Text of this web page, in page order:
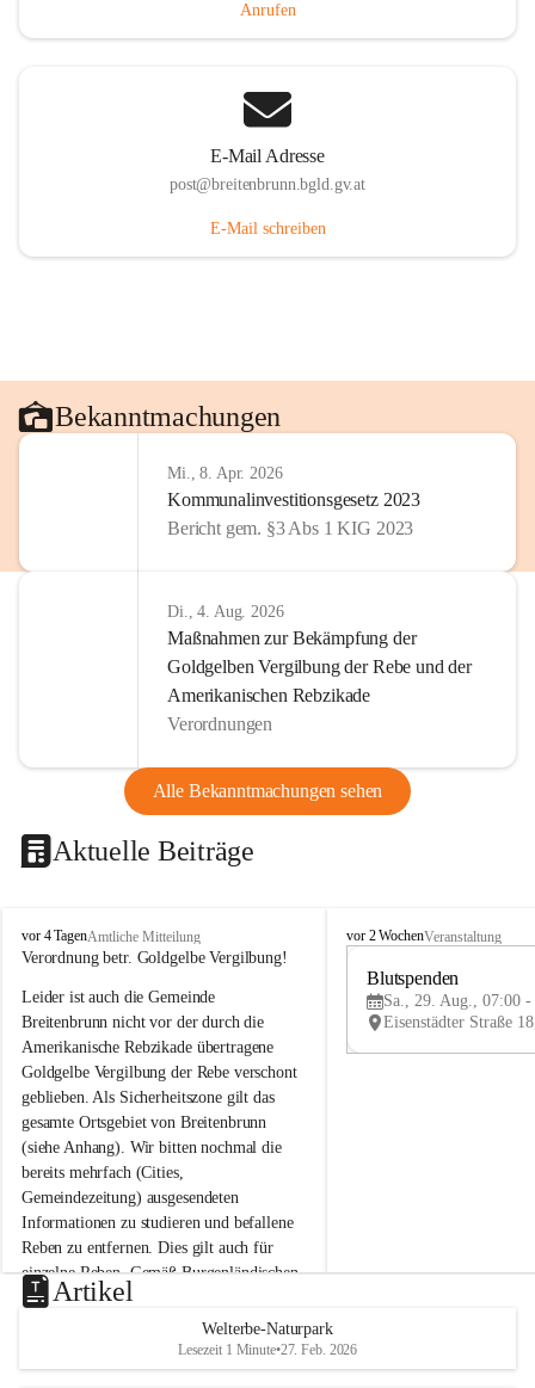
Anrufen
E-Mail Adresse
post@breitenbrunn.bgld.gv.at
E-Mail schreiben
Bekanntmachungen
Mi., 8. Apr. 2026
Kommunalinvestitionsgesetz 2023
Bericht gem. §3 Abs 1 KIG 2023
Di., 4. Aug. 2026
Maßnahmen zur Bekämpfung der
Goldgelben Vergilbung der Rebe und der
Amerikanischen Rebzikade
Verordnungen
Alle Bekanntmachungen sehen
Aktuelle Beiträge
B
r
i
t
e
n
b
r
u
n
n
a
m
N
e
u
s
d
vor 4 TagenAmtliche Mitteilung
Verordnung betr. Goldgelbe Vergilbung!
Leider ist auch die Gemeinde
Breitenbrunn nicht vor der durch die
Amerikanische Rebzikade übertragene
Goldgelbe Vergilbung der Rebe verschont
geblieben. Als Sicherheitszone gilt das
gesamte Ortsgebiet von Breitenbrunn
(siehe Anhang). Wir bitten nochmal die
bereits mehrfach (Cities,
Gemeindezeitung) ausgesendeten
Informationen zu studieren und befallene
Reben zu entfernen. Dies gilt auch für
einzelne Reben. Gemäß Burgenländischen
Weinbaugesetz sind nicht gepflegte oder
unzulässige Weingärten zu roden! Bitte
helfen wir zusammen um unsere Winzer
vor den prognostizierten Ernteausfällen
B
e
u
e
d
vor 2 WochenVeranstaltung
Blutspenden
Sa., 29. Aug., 07:00 -
Artikel
Welterbe-Naturpark
Lesezeit 1 Minute•27. Feb. 2026